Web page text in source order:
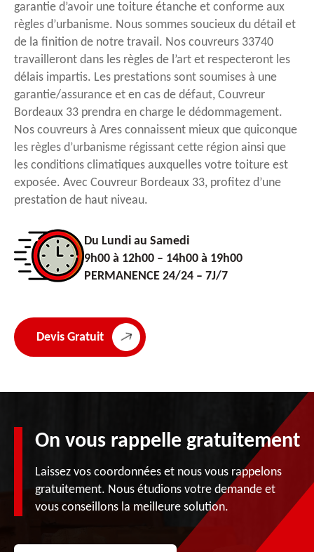
garantie d’avoir une toiture étanche et conforme aux
règles d’urbanisme. Nous sommes soucieux du détail et
de la finition de notre travail. Nos couvreurs 33740
travailleront dans les règles de l’art et respecteront les
délais impartis. Les prestations sont soumises à une
garantie/assurance et en cas de défaut, Couvreur
Bordeaux 33 prendra en charge le dédommagement.
Nos couvreurs à Ares connaissent mieux que quiconque
les règles d’urbanisme régissant cette région ainsi que
les conditions climatiques auxquelles votre toiture est
exposée. Avec Couvreur Bordeaux 33, profitez d’une
prestation de haut niveau.
Du Lundi au Samedi
9h00 à 12h00 – 14h00 à 19h00
PERMANENCE 24/24 – 7J/7
Devis Gratuit
On vous rappelle gratuitement
Laissez vos coordonnées et nous vous rappelons
gratuitement. Nous étudions votre demande et
vous conseillons la meilleure solution.